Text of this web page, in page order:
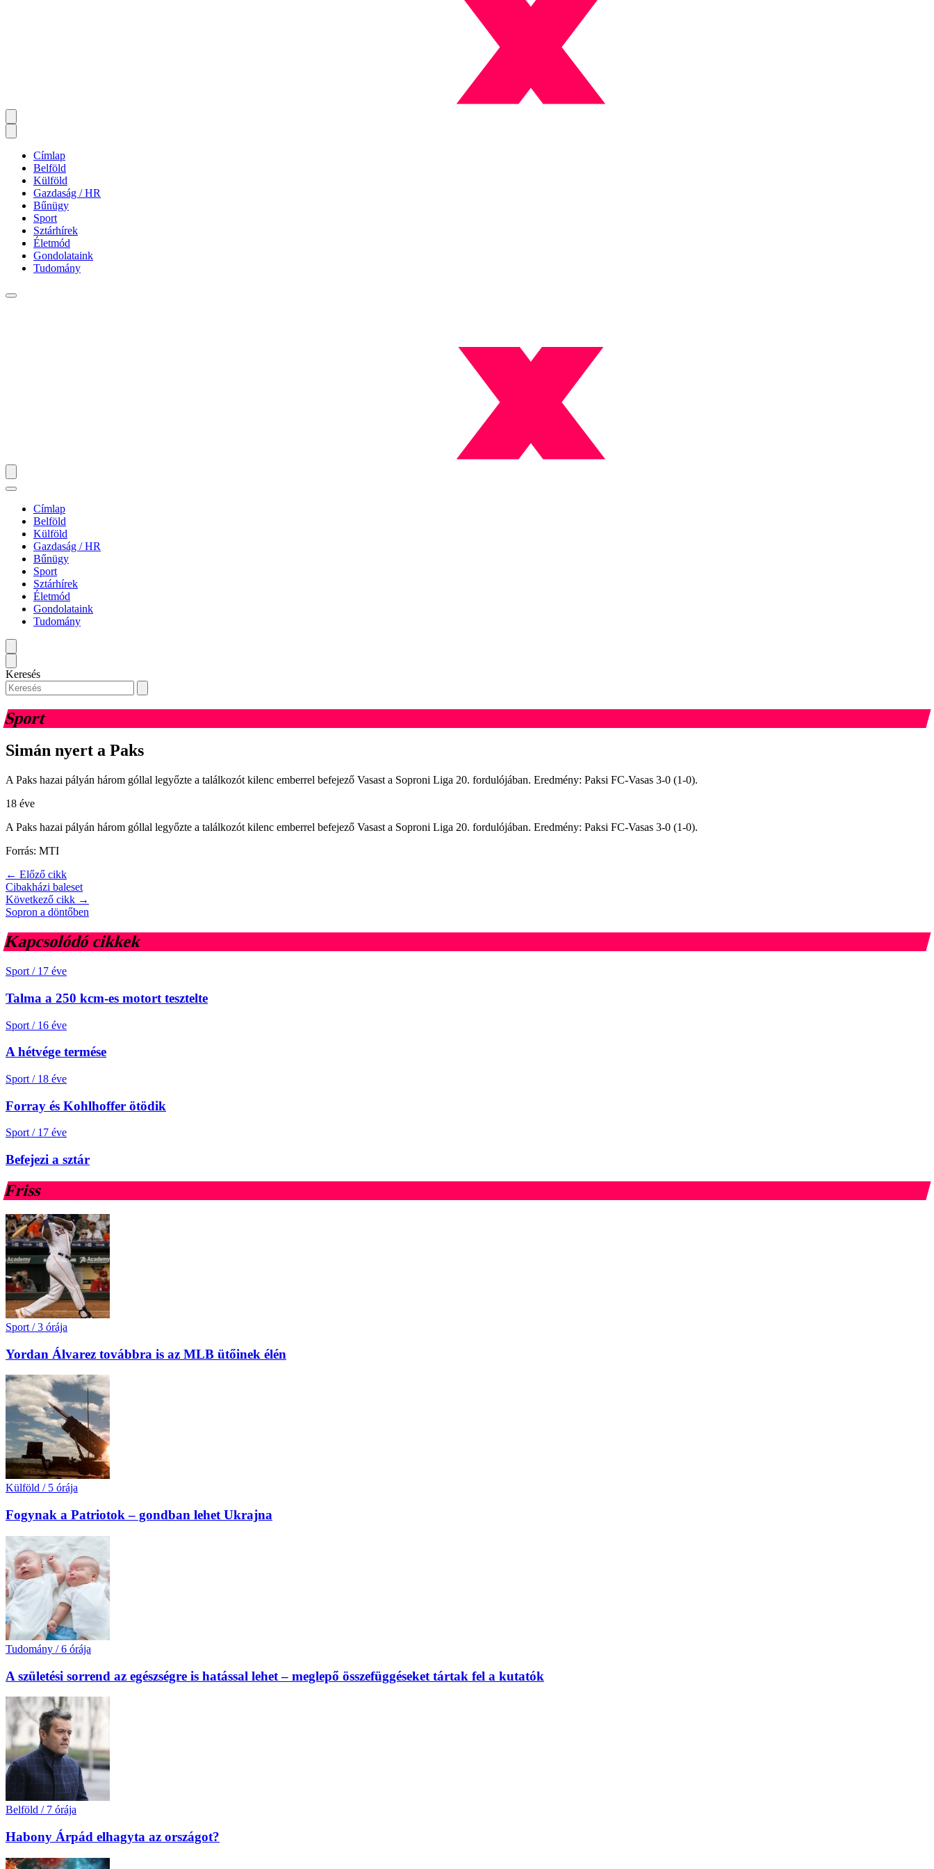
Címlap
Belföld
Külföld
Gazdaság / HR
Bűnügy
Sport
Sztárhírek
Életmód
Gondolataink
Tudomány
Címlap
Belföld
Külföld
Gazdaság / HR
Bűnügy
Sport
Sztárhírek
Életmód
Gondolataink
Tudomány
Keresés
Sport
Simán nyert a Paks
A Paks hazai pályán három góllal legyőzte a találkozót kilenc emberrel befejező Vasast a Soproni Liga 20. fordulójában. Eredmény: Paksi FC-Vasas 3-0 (1-0).
18 éve
A Paks hazai pályán három góllal legyőzte a találkozót kilenc emberrel befejező Vasast a Soproni Liga 20. fordulójában. Eredmény: Paksi FC-Vasas 3-0 (1-0).
Forrás: MTI
← Előző cikk
Cibakházi baleset
Következő cikk →
Sopron a döntőben
Kapcsolódó cikkek
Sport / 17 éve
Talma a 250 kcm-es motort tesztelte
Sport / 16 éve
A hétvége termése
Sport / 18 éve
Forray és Kohlhoffer ötödik
Sport / 17 éve
Befejezi a sztár
Friss
Sport / 3 órája
Yordan Álvarez továbbra is az MLB ütőinek élén
Külföld / 5 órája
Fogynak a Patriotok – gondban lehet Ukrajna
Tudomány / 6 órája
A születési sorrend az egészségre is hatással lehet – meglepő összefüggéseket tártak fel a kutatók
Belföld / 7 órája
Habony Árpád elhagyta az országot?